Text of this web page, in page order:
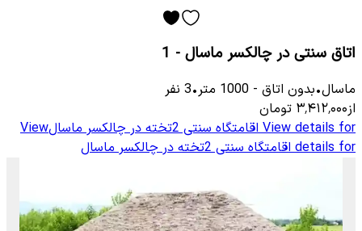
اتاق سنتی در چالکسر ماسال - 1
ماسال•بدون اتاق -
1000 متر•
3 نفر
از۳٬۴۱۲٬۰۰۰ تومان
View details for اقامتگاه سنتی 2تخته در چالکسر ماسال
View
details for اقامتگاه سنتی 2تخته در چالکسر ماسال